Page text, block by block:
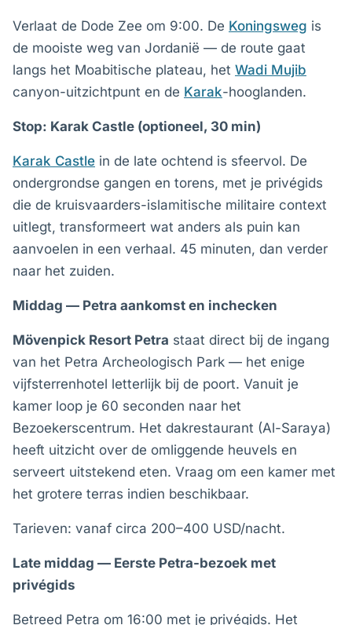
Verlaat de Dode Zee om 9:00. De Koningsweg is
de mooiste weg van Jordanië — de route gaat
langs het Moabitische plateau, het Wadi Mujib
canyon-uitzichtpunt en de Karak-hooglanden.
Stop: Karak Castle (optioneel, 30 min)
Karak Castle in de late ochtend is sfeervol. De
ondergrondse gangen en torens, met je privégids
die de kruisvaarders-islamitische militaire context
uitlegt, transformeert wat anders als puin kan
aanvoelen in een verhaal. 45 minuten, dan verder
naar het zuiden.
Middag — Petra aankomst en inchecken
Mövenpick Resort Petra staat direct bij de ingang
van het Petra Archeologisch Park — het enige
vijfsterrenhotel letterlijk bij de poort. Vanuit je
kamer loop je 60 seconden naar het
Bezoekerscentrum. Het dakrestaurant (Al-Saraya)
heeft uitzicht over de omliggende heuvels en
serveert uitstekend eten. Vraag om een kamer met
het grotere terras indien beschikbaar.
Tarieven: vanaf circa 200–400 USD/nacht.
Late middag — Eerste Petra-bezoek met
privégids
Betreed Petra om 16:00 met je privégids. Het